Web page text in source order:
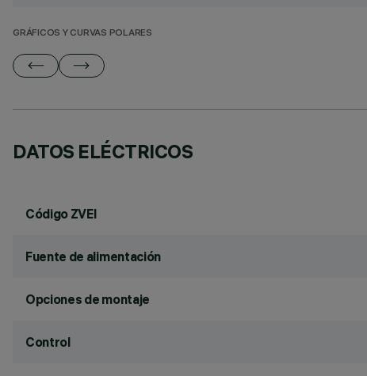
GRÁFICOS Y CURVAS POLARES
DATOS ELÉCTRICOS
Código ZVEI
Fuente de alimentación
Opciones de montaje
Control